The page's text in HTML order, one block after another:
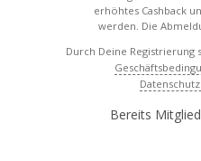
erhöhtes Cashback
werden. Die
Durch Deine Registrierung
Bereits